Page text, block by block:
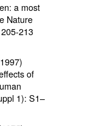
a most
Nature
213
of
1): S1–